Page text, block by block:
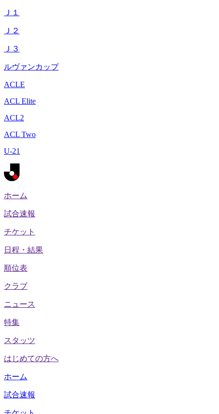
Ｊ１
Ｊ２
Ｊ３
ルヴァンカップ
ACLE
ACL Elite
ACL2
ACL Two
U-21
ホーム
試合速報
チケット
日程・結果
順位表
クラブ
ニュース
特集
スタッツ
はじめての方へ
ホーム
試合速報